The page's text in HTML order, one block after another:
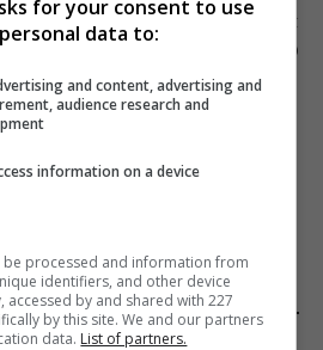
Наступна стаття
СУПУТНИКОВОМУ КОДУВАННЮ
– БОРОДЯНСЬКИЙ
СВІТУ
for your consent to use
data to:
and content, advertising and
audience research and
information on a device
processed and information from
identifiers, and other device
accessed by and shared with 227
by this site. We and our partners
data. List of partners.